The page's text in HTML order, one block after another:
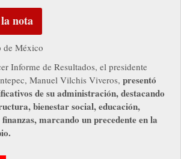
nota
de México
Informe de Resultados, el presidente
Manuel Vilchis Viveros, presentó
de su administración, destacando
bienestar social, educación,
marcando un precedente en la